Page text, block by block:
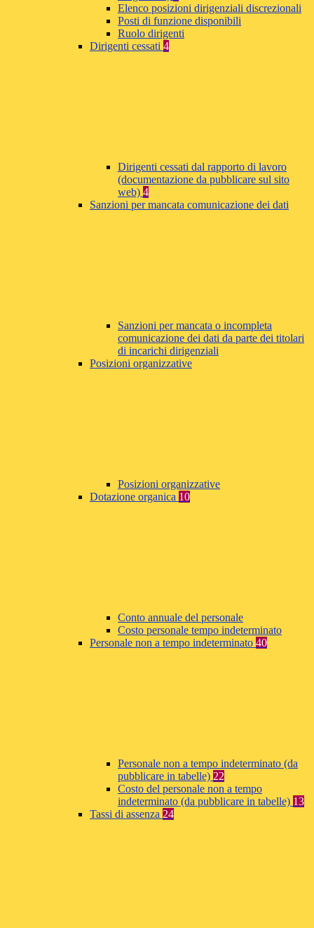
Elenco posizioni dirigenziali discrezionali
Posti di funzione disponibili
Ruolo dirigenti
Dirigenti cessati 4
Dirigenti cessati dal rapporto di lavoro
(documentazione da pubblicare sul sito
web) 4
Sanzioni per mancata comunicazione dei dati
Sanzioni per mancata o incompleta
comunicazione dei dati da parte dei titolari
di incarichi dirigenziali
Posizioni organizzative
Posizioni organizzative
Dotazione organica 10
Conto annuale del personale
Costo personale tempo indeterminato
Personale non a tempo indeterminato 40
Personale non a tempo indeterminato (da
pubblicare in tabelle) 22
Costo del personale non a tempo
indeterminato (da pubblicare in tabelle) 13
Tassi di assenza 24